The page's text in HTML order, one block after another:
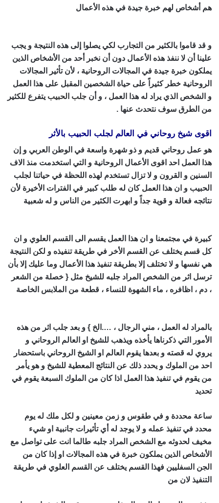
هم أشخاص لهم خبرة جيدة في هذه الأعمال
و قد قاموا بالكثير من التجارب لكي يصلوا إلى هذه النتيجة و يجب
علينا أن لا ننفذ هذه الأعمال دون أن نخبر أحد من الأشخاص الذين
يملكون خبرة جيدة في المجالات الروحانية ، لأن تأثير المجالات
الروحانية خطر كثيراً على حياة الشخصين المقبل على هذا العمل
و الشخص الذي يراد له هذا العمل ، و أن جلب الحبيب يتفرع للكثير
من الطرق سوف نتحدث عنها .
اقوى شيخ روحاني في العالم لجلب الحبيب بالأثر
هو عمل روحاني قديم و ذو شهرة واسعة في الوطن العربي و إن
هذا العمل احد اقوى الأعمال الروحانية و التي استخدمت منذ الاف
السنين و القرون و لا تزال تستخدم لهذه اللحظة في حياتنا لجلب
الحبيب و ان هذا العمل كان له طلب كبير في الفترات الأخيرة لأن
نتائجه فعالة و قوية جداً و ابهرت الكثير من الناس و له شعبية
كبيرة في مجتمعنا و ان هذا العمل يقسم الى القسم العلوي و ان
كل قسم يختلف عن القسم الأخر في طريقة تنفيذه و لكن النتيجة
هي نفسها و لا تختلف إلا بطريقة تنفيذ هذا الأعمال وما عليك إلا بأن
ترسل اثر من الشخص المراد جلبه للشيخ مثل { خصلة من الشعر
، دم ، اظافره ، ماء الشهوة للنساء ، قطعة من الملابس الخاصة
بالمراد له العمل ، مني الرجال ، ….الخ } و بعد جلب اثر من هذه
الأمور التي ذكرناها يأخذه ويذهب للشيخ او العالم الروحاني و
يروي له قصته و بعدها يقوم العالم او الشيخ الروحاني باستحضار
احد من الملوك و يحدد ذلك عن النتائج المعطية للشيخ و هو يأمر
من يقوم في تنفيذ هذا العمل اذا كان من الملوك السبعة يقوم في
تحديد
ساعة محددة و في طقوس و زمن معينين و لكل ملك له يوم
محدد في تنفيذ عمله و لا يوجد له أي تأثيرات جانبية او شيء
مخيف لحدوثه مع الشخص المراد جلبه طالما انت على تواصل مع
الأشخاص الذين يملكون خبرة في هذه المجالات او إذا كان من
الجن السفليين فهذا القسم يختلف عن القسم العلوي في طريقة
التنفيذ لان من